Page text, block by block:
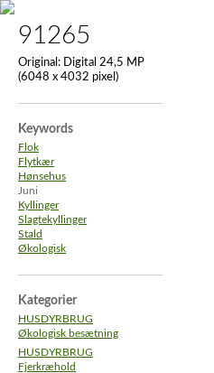
91265
Original: Digital 24,5 MP
(6048 x 4032 pixel)
Keywords
Flok
Flytkær
Hønsehus
Juni
Kyllinger
Slagtekyllinger
Stald
Økologisk
Kategorier
HUSDYRBRUG
Økologisk besætning
HUSDYRBRUG
Fjerkræhold